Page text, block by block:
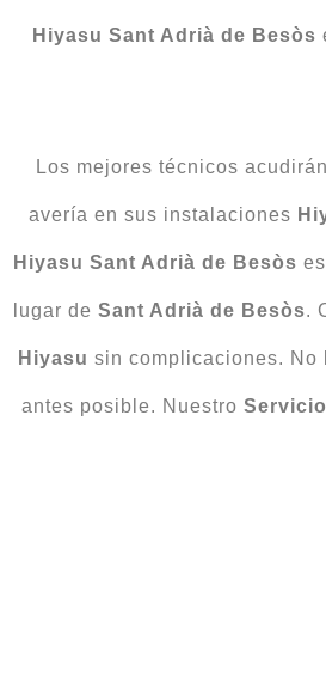
Hiyasu Sant Adrià de Besòs
Los mejores técnicos
avería en sus instalaciones
Hiyasu Sant Adrià de Besòs
lugar de Sant Adrià de Besòs.
Hiyasu sin complicaciones. No
antes posible. Nuestro